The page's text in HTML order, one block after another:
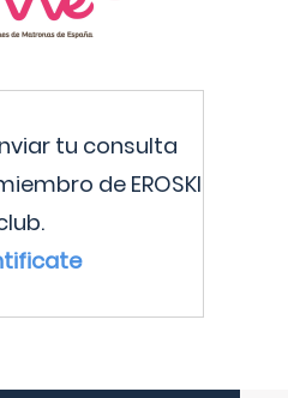
tu consulta
de EROSKI